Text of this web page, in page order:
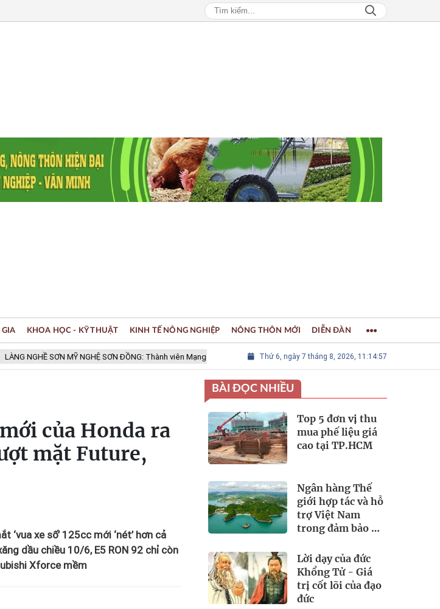
SƠN MỸ NGHỆ SƠN ĐỒNG: Thành viên Mạng lưới các Thành phố Thủ công sáng tạo Thế giới LÀNG NGHỀ
Thứ 6, ngày 7 tháng 8, 2026, 11:14:58
GIA KHOA HỌC - KỸ THUẬT KINH TẾ NÔNG NGHIỆP NÔNG THÔN MỚI DIỄN ĐÀN
của Honda ra
mặt Future,
‘vua xe số’ 125cc mới ‘nét’ hơn cả
dầu chiều 10/6, E5 RON 92 chỉ còn
Xforce mềm
BÀI ĐỌC NHIỀU
Top 5 đơn vị thu
mua phế liệu giá
cao tại TP.HCM
Ngân hàng Thế
giới hợp tác và hỗ
trợ Việt Nam
trong đảm bảo an
Lời dạy của đức
Khổng Tử - Giá
trị cốt lõi của đạo
đức